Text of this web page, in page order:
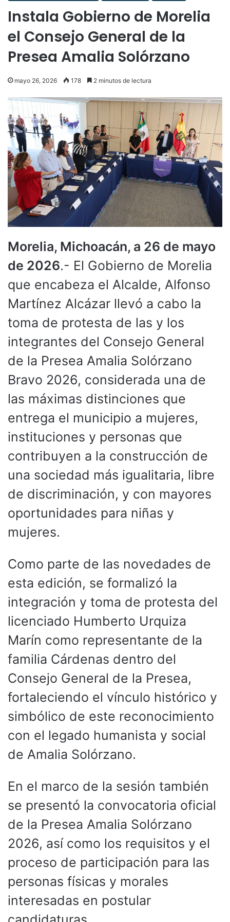
Instala Gobierno de Morelia
el Consejo General de la
Presea Amalia Solórzano
mayo 26, 2026 178 2 minutos de lectura
Morelia, Michoacán, a 26 de mayo
de 2026.- El Gobierno de Morelia
que encabeza el Alcalde, Alfonso
Martínez Alcázar llevó a cabo la
toma de protesta de las y los
integrantes del Consejo General
de la Presea Amalia Solórzano
Bravo 2026, considerada una de
las máximas distinciones que
entrega el municipio a mujeres,
instituciones y personas que
contribuyen a la construcción de
una sociedad más igualitaria, libre
de discriminación, y con mayores
oportunidades para niñas y
mujeres.
Como parte de las novedades de
esta edición, se formalizó la
integración y toma de protesta del
licenciado Humberto Urquiza
Marín como representante de la
familia Cárdenas dentro del
Consejo General de la Presea,
fortaleciendo el vínculo histórico y
simbólico de este reconocimiento
con el legado humanista y social
de Amalia Solórzano.
En el marco de la sesión también
se presentó la convocatoria oficial
de la Presea Amalia Solórzano
2026, así como los requisitos y el
proceso de participación para las
personas físicas y morales
interesadas en postular